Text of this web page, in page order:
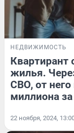
НЕДВИЖИМОСТЬ
Квартирант
жилья.
СВО, от
миллиона
22 ноября, 2024,